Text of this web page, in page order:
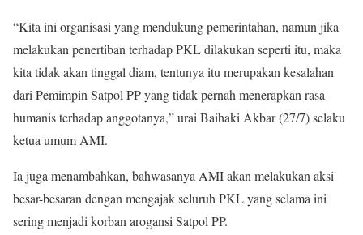
“Kita ini organisasi yang mendukung pemerintahan, namun jika
melakukan penertiban terhadap PKL dilakukan seperti itu, maka
kita tidak akan tinggal diam, tentunya itu merupakan kesalahan
dari Pemimpin Satpol PP yang tidak pernah menerapkan rasa
humanis terhadap anggotanya,” urai Baihaki Akbar (27/7) selaku
ketua umum AMI.
Ia juga menambahkan, bahwasanya AMI akan melakukan aksi
besar-besaran dengan mengajak seluruh PKL yang selama ini
sering menjadi korban arogansi Satpol PP.